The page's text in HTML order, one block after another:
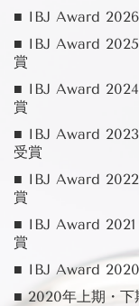
■ IBJ Award
■ IBJ Award
賞
■ IBJ Award 2024
賞
■ IBJ Award
受賞
■ IBJ Award
賞
■ IBJ Award 2021
賞
■ IBJ Award
■ 2020年上期・下